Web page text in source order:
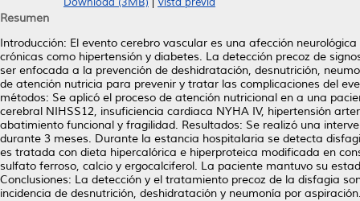
Resumen
Introducción: El evento cerebro vascular es una afección
crónicas como hipertensión y diabetes. La detección precoz de
ser enfocada a la prevención de deshidratación, desnutrición,
de atención nutricia para prevenir y tratar las complicaciones del
métodos: Se aplicó el proceso de atención nutricional en a una
cerebral NIHSS12, insuficiencia cardiaca NYHA IV, hipertensión
abatimiento funcional y fragilidad. Resultados: Se realizó una
durante 3 meses. Durante la estancia hospitalaria se detecta
es tratada con dieta hipercalórica e hiperproteica modificada en
sulfato ferroso, calcio y ergocalciferol. La paciente mantuvo su
Conclusiones: La detección y el tratamiento precoz de la disfagia
incidencia de desnutrición, deshidratación y neumonía por